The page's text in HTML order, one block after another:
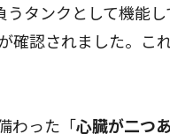
タンクとして機能
確認されました。こ
わった「心臓が二つ